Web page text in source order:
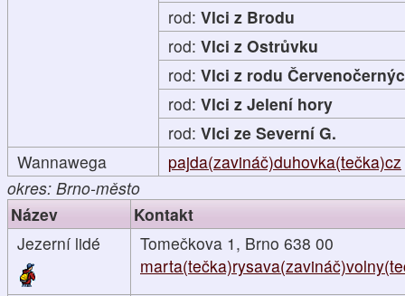
rod: Vlci z Brodu
rod: Vlci z Ostrůvku
rod: Vlci z rodu
rod: Vlci z Jelení hory
rod: Vlci ze Severní G.
Wannawega
pajda(zavináč)duhovka(tečka)cz
okres: Brno-město
Název
Kontakt
Jezerní lidé
Tomečkova 1, Brno 638 00